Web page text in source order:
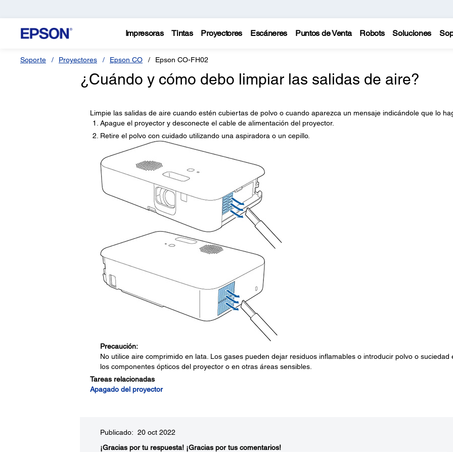
Impresoras Tintas Proyectores Escáneres Puntos de Venta Robots Soluciones
Soporte Proyectores Epson CO Epson CO-FH02
¿Cuándo y cómo debo limpiar las salidas de aire?
Limpie las salidas de aire cuando estén cubiertas de polvo o cuando aparezca un mensaje indicándole que lo
Apague el proyector y desconecte el cable de alimentación del proyector.
Retire el polvo con cuidado utilizando una aspiradora o un cepillo.
Precaución:
No utilice aire comprimido en lata. Los gases pueden dejar residuos inflamables o introducir polvo o suciedad
los componentes ópticos del proyector o en otras áreas sensibles.
Tareas relacionadas
Apagado del proyector
Publicado: 20 oct 2022
¡Gracias por tu respuesta! ¡Gracias por tus comentarios!